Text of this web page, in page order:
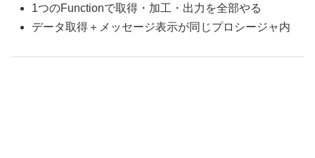
1つのFunctionで取得・加工・出力を全部やる
データ取得＋メッセージ表示が同じプロシージャ内